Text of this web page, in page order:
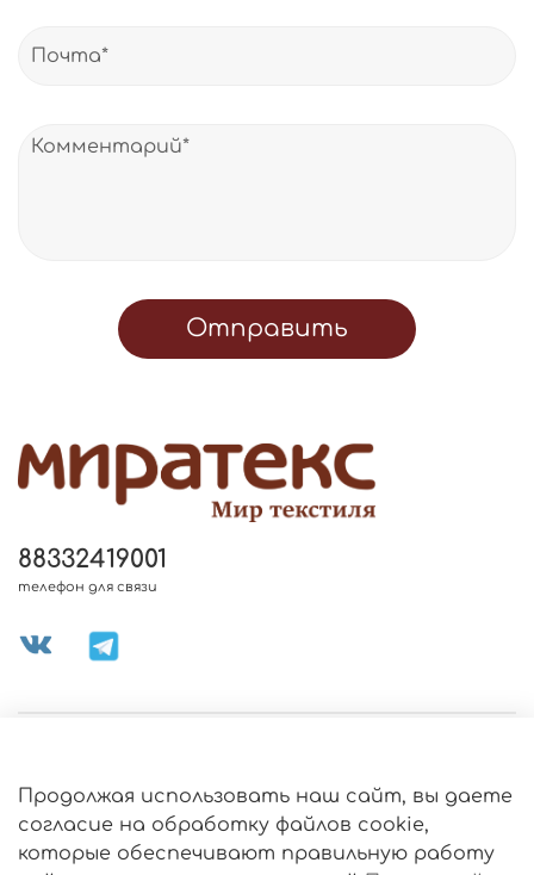
Отправить
ИНФОРМАЦИЯ
88332419001
телефон для связи
Продолжая использовать наш сайт, вы даете
согласие на обработку файлов cookie,
которые обеспечивают правильную работу
Политика
обработки